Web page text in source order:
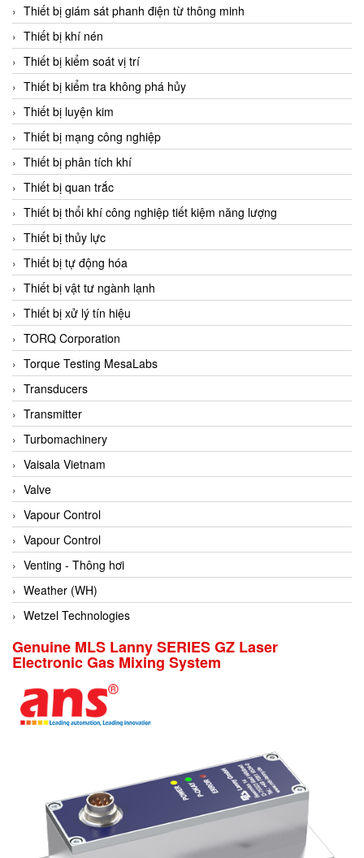
Chromalox
ChuanYi
CIC
Clage
Clake Fololo
Clark Cooper
CMC Ventilazione
Coax Valves Inc
Codel
Cofimco
Coltraco
Comat Releco
Comax
COMETECH VietNam
COMFILE Technology
Conch
Conductix/ WAMPFLER
Contrec
Contrinex
Control Solution Minesota
Copeland
Cortem
Cosa Xentaur
Cosil
Coulton
Crouzet
Crowcon
Crutec Dust Zero Vietnam
Crydom
CS-Instrument
cs-instruments
Thiết bị giám sát phanh điện từ thông minh
Thiết bị khí nén
Thiết bị kiểm soát vị trí
Thiết bị kiểm tra không phá hủy
Thiết bị luyện kim
Thiết bị mạng công nghiệp
Thiết bị phân tích khí
Thiết bị quan trắc
Thiết bị thổi khí công nghiệp tiết kiệm năng lượng
Thiết bị thủy lực
Thiết bị tự động hóa
Thiết bị vật tư ngành lạnh
Thiết bị xử lý tín hiệu
TORQ Corporation
Torque Testing MesaLabs
Transducers
Transmitter
Turbomachinery
Vaisala Vietnam
Valve
Vapour Control
Vapour Control
Venting - Thông hơi
Weather (WH)
Wetzel Technologies
Genuine MLS Lanny SERIES GZ Laser
Electronic Gas Mixing System